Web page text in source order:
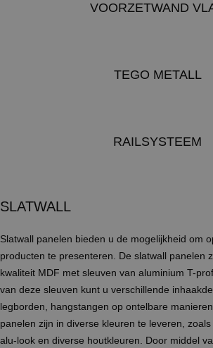
VOORZETWAND
TEGO METALL
RAILSYSTEEM
SLATWALL
Slatwall panelen bieden u de mogelijkheid om
producten te presenteren. De slatwall panelen
kwaliteit MDF met sleuven van aluminium T-
van deze sleuven kunt u verschillende
legborden, hangstangen op ontelbare
panelen zijn in diverse kleuren te leveren,
alu-look en diverse houtkleuren. Door middel